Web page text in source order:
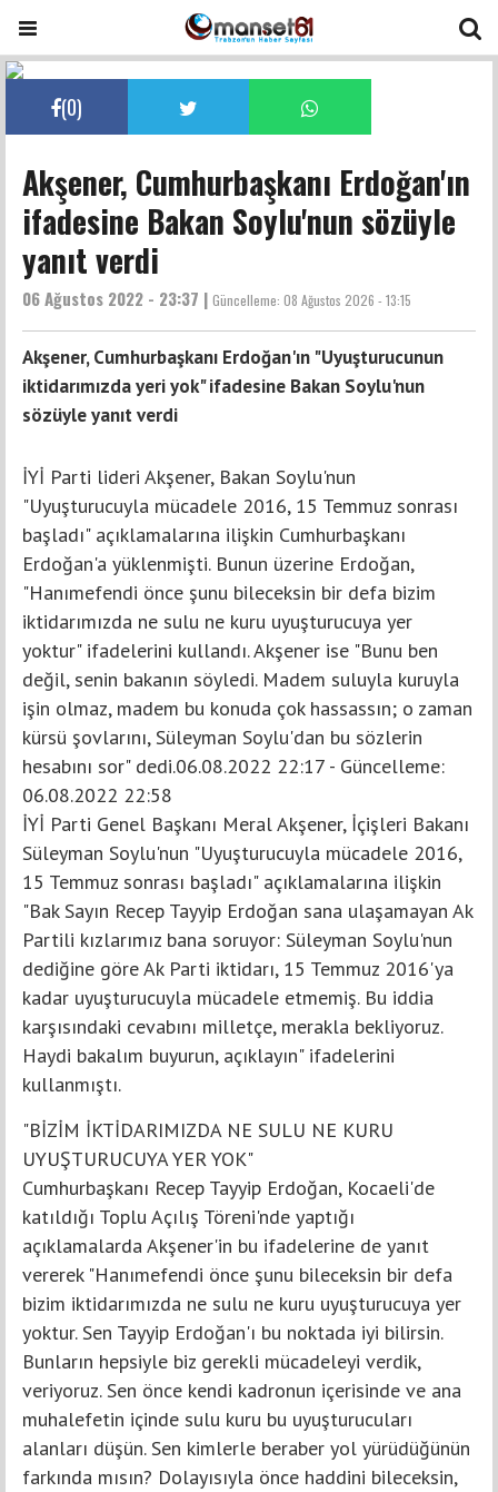
(0)
Akşener, Cumhurbaşkanı Erdoğan'ın
ifadesine Bakan Soylu'nun sözüyle
yanıt verdi
06 Ağustos 2022 - 23:37 | Güncelleme: 08 Ağustos 2026 - 13:15
Akşener, Cumhurbaşkanı Erdoğan'ın "Uyuşturucunun
iktidarımızda yeri yok" ifadesine Bakan Soylu'nun
sözüyle yanıt verdi
İYİ Parti lideri Akşener, Bakan Soylu'nun
"Uyuşturucuyla mücadele 2016, 15 Temmuz sonrası
başladı" açıklamalarına ilişkin Cumhurbaşkanı
Erdoğan'a yüklenmişti. Bunun üzerine Erdoğan,
"Hanımefendi önce şunu bileceksin bir defa bizim
iktidarımızda ne sulu ne kuru uyuşturucuya yer
yoktur" ifadelerini kullandı. Akşener ise "Bunu ben
değil, senin bakanın söyledi. Madem suluyla kuruyla
işin olmaz, madem bu konuda çok hassassın; o zaman
kürsü şovlarını, Süleyman Soylu'dan bu sözlerin
hesabını sor" dedi.06.08.2022 22:17 - Güncelleme:
06.08.2022 22:58
İYİ Parti Genel Başkanı Meral Akşener, İçişleri Bakanı
Süleyman Soylu'nun "Uyuşturucuyla mücadele 2016,
15 Temmuz sonrası başladı" açıklamalarına ilişkin
"Bak Sayın Recep Tayyip Erdoğan sana ulaşamayan Ak
Partili kızlarımız bana soruyor: Süleyman Soylu'nun
dediğine göre Ak Parti iktidarı, 15 Temmuz 2016'ya
kadar uyuşturucuyla mücadele etmemiş. Bu iddia
karşısındaki cevabını milletçe, merakla bekliyoruz.
Haydi bakalım buyurun, açıklayın" ifadelerini
kullanmıştı.
"BİZİM İKTİDARIMIZDA NE SULU NE KURU
UYUŞTURUCUYA YER YOK"
Cumhurbaşkanı Recep Tayyip Erdoğan, Kocaeli'de
katıldığı Toplu Açılış Töreni'nde yaptığı
açıklamalarda Akşener'in bu ifadelerine de yanıt
vererek "Hanımefendi önce şunu bileceksin bir defa
bizim iktidarımızda ne sulu ne kuru uyuşturucuya yer
yoktur. Sen Tayyip Erdoğan'ı bu noktada iyi bilirsin.
Bunların hepsiyle biz gerekli mücadeleyi verdik,
veriyoruz. Sen önce kendi kadronun içerisinde ve ana
muhalefetin içinde sulu kuru bu uyuşturucuları
alanları düşün. Sen kimlerle beraber yol yürüdüğünün
farkında mısın? Dolayısıyla önce haddini bileceksin,